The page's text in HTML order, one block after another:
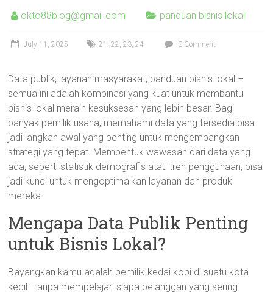
okto88blog@gmail.com panduan bisnis lokal
July 11, 2025 21 ,22 ,23,24 0 Comment
Data publik, layanan masyarakat, panduan bisnis lokal –
semua ini adalah kombinasi yang kuat untuk membantu
bisnis lokal meraih kesuksesan yang lebih besar. Bagi
banyak pemilik usaha, memahami data yang tersedia bisa
jadi langkah awal yang penting untuk mengembangkan
strategi yang tepat. Membentuk wawasan dari data yang
ada, seperti statistik demografis atau tren penggunaan, bisa
jadi kunci untuk mengoptimalkan layanan dan produk
mereka.
Mengapa Data Publik Penting
untuk Bisnis Lokal?
Bayangkan kamu adalah pemilik kedai kopi di suatu kota
kecil. Tanpa mempelajari siapa pelanggan yang sering